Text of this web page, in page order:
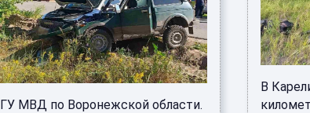
ГУ МВД по Воронежской области.
В